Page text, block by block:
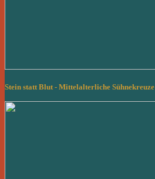
Stein statt Blut - Mittelalterliche Sühnekreuze